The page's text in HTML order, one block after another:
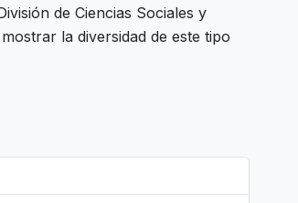
de Ciencias Sociales y
la diversidad de este tipo